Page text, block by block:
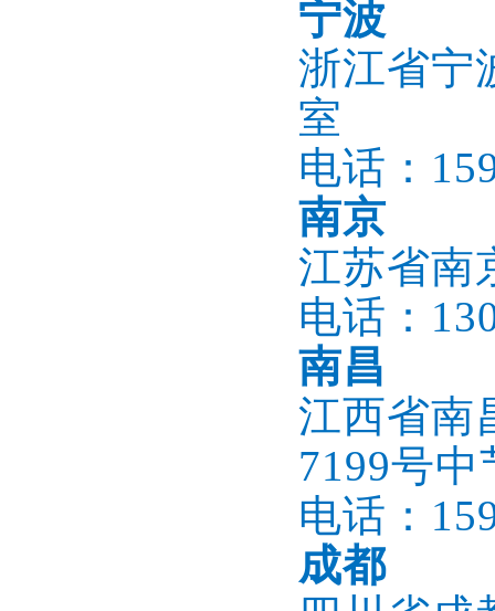
宁波
浙江省宁
室
电话：
南京
江苏省南
电话：
南昌
江西省南
7199号
电话：
成都